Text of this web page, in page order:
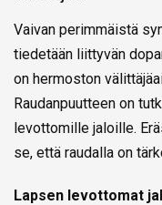
Vaivan perimmäistä
tiedetään liittyvän
on hermoston
Raudanpuutteen on
levottomille jaloille.
se, että raudalla on
Lapsen levottomat